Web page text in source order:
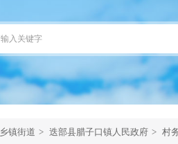
乡镇街道 > 迭部县腊子口镇人民政府 > 村